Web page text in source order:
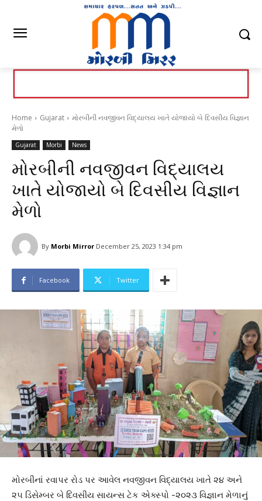
Home Gujarat
મોરબીની નવજીવન વિદ્યાલય ખાતે યોજાયો બે દિવસીય વિજ્ઞાન
મેળો
Gujarat Morbi News
મોરબીની નવજીવન વિદ્યાલય
ખાતે યોજાયો બે દિવસીય વિજ્ઞાન
મેળો
By Morbi Mirror December 25, 2023 1:34 pm
Facebook Twitter
મોરબીનાં રવાપર રોડ પર આવેલ નવજીવન વિદ્યાલય ખાતે ૨૪ અને
૨૫ ડિસેમ્બર બે દિવસીય સાયન્સ ટેક એક્સ્પો -૨૦૨૩ વિજ્ઞાન મેળાનું